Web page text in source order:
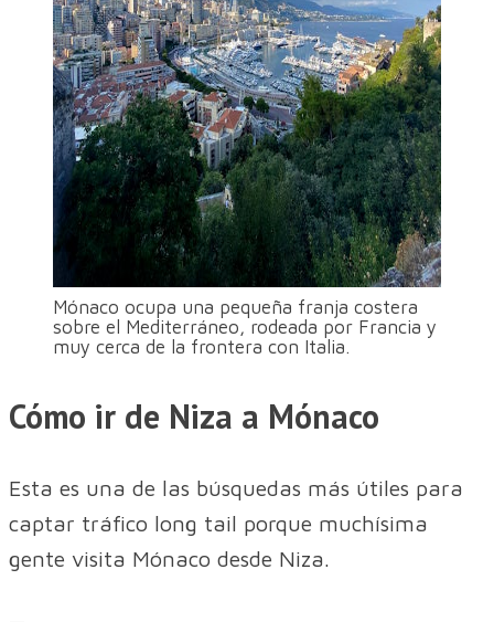
Mónaco ocupa una pequeña franja costera
sobre el Mediterráneo, rodeada por Francia y
muy cerca de la frontera con Italia.
Cómo ir de Niza a Mónaco
Esta es una de las búsquedas más útiles para
captar tráfico long tail porque muchísima
gente visita Mónaco desde Niza.